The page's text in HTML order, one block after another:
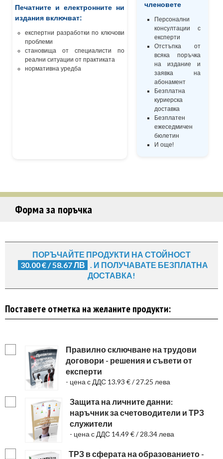
Печатните и електронните ни
издания включват:
експертни разработки по ключови
проблеми
становища от специалисти по
реални ситуации от практиката
нормативна уредба
членовете
Персонални
консултации с
експерти
Отстъпка от
всяка поръчка
на издание и
заявка на
абонамент
Безплатна
куриерска
доставка
Безплатен
ежеседмичен
бюлетин
И още!
Форма за поръчка
ПОРЪЧАЙТЕ ПРОДУКТИ НА СТОЙНОСТ
30.00 € / 58.67 ЛВ . И ПОЛУЧАВАТЕ БЕЗПЛАТНА
ДОСТАВКА!
Поставете отметка на желаните продукти:
Правилно сключване на трудови
договори - решения и съвети от
експерти
- цена с ДДС 13.93 € / 27.25 лева
Защита на личните данни:
наръчник за счетоводители и ТРЗ
служители
- цена с ДДС 14.49 € / 28.34 лева
ТРЗ в сферата на образованието -